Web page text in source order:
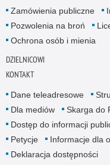
Zamówienia publiczne
Pozwolenia na broń
Ochrona osób i mienia
DZIELNICOWI
KONTAKT
Dane teleadresowe
Dla mediów
Skarga do
Dostęp do informacji
Petycje
Informacje dla
Deklaracja dostępności